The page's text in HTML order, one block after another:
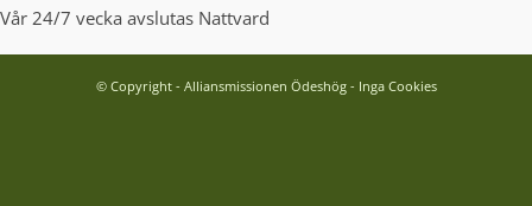
Vår 24/7 vecka avslutas Nattvard
© Copyright - Alliansmissionen Ödeshög - Inga Cookies